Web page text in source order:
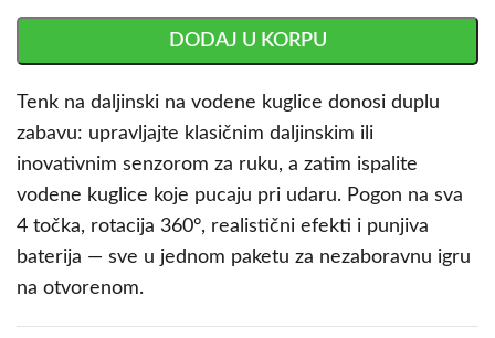
DODAJ U KORPU
Tenk na daljinski na vodene kuglice donosi duplu
zabavu: upravljajte klasičnim daljinskim ili
inovativnim senzorom za ruku, a zatim ispalite
vodene kuglice koje pucaju pri udaru. Pogon na sva
4 točka, rotacija 360°, realistični efekti i punjiva
baterija — sve u jednom paketu za nezaboravnu igru
na otvorenom.